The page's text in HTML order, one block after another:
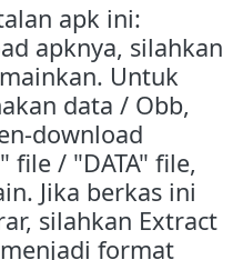
apk ini:
apknya, silahkan
Untuk
data / Obb,
download
/ "DATA" file,
Jika berkas ini
silahkan Extract
format